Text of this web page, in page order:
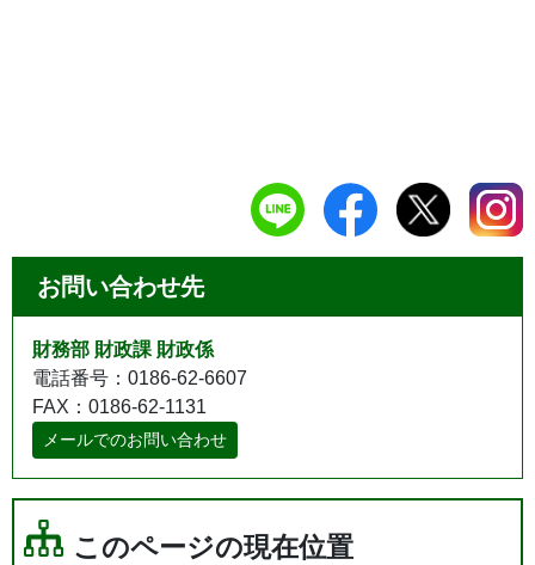
お問い合わせ先
財務部 財政課 財政係
電話番号：0186-62-6607
FAX：0186-62-1131
メールでのお問い合わせ
このページの現在位置